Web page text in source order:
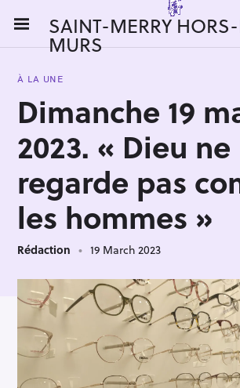
i
SAINT-MERRY
MURS
À LA UNE
Dimanche 19
2023. « Dieu ne
regarde pas
les hommes »
Rédaction 19 March 2023